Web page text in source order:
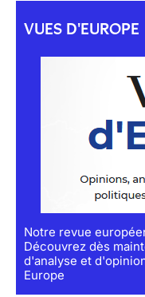
VUES D'EUROPE
Notre revue
Découvrez dès
d'analyse et
Europe